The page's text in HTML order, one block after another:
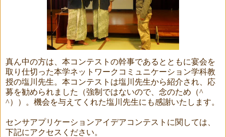
真ん中の方は、本コンテストの幹事であるとともに宴会を
取り仕切った本学ネットワークコミュニケーション学科教
授の塩川先生。本コンテストは塩川先生から紹介され、応
募を勧められました（強制ではないので、念のため（^
^））
。機会を与えてくれた塩川先生にも感謝いたします。
センサアプリケーションアイデアコンテストに関しては、
下記にアクセスください。